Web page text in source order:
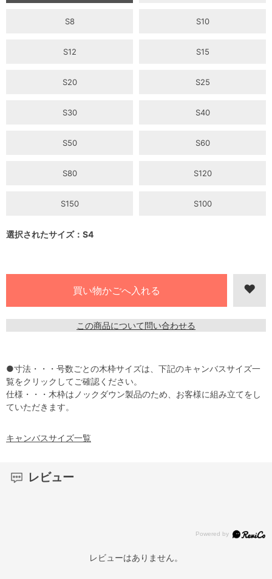
S8 S10
S12 S15
S20 S25
S30 S40
S50 S60
S80 S120
S150 S100
選択されたサイズ：S4
この商品について問い合わせる
●寸法・・・号数ごとの木枠サイズは、下記のキャンバスサイズ一
覧をクリックしてご確認ください。
仕様・・・木枠はノックダウン製品のため、お客様に組み立てをし
ていただきます。
キャンバスサイズ一覧
レビュー
レビューはありません。